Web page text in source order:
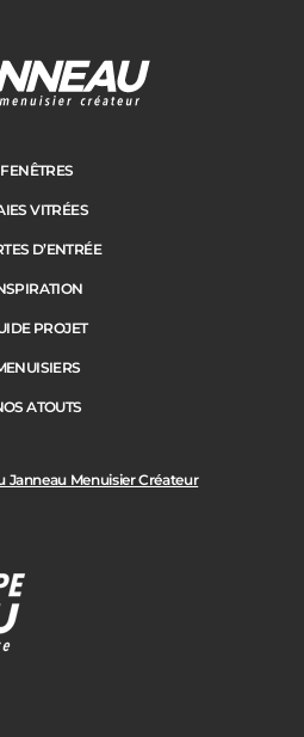
Janneau Menuisier Créateur
FENÊTRES
VITRÉES
D’ENTRÉE
PROJET
ATOUTS